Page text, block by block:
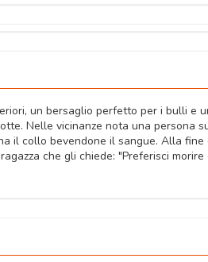
un bersaglio perfetto per i bulli e
Nelle vicinanze nota una persona
il collo bevendone il sangue. Alla
che gli chiede: "Preferisci morire